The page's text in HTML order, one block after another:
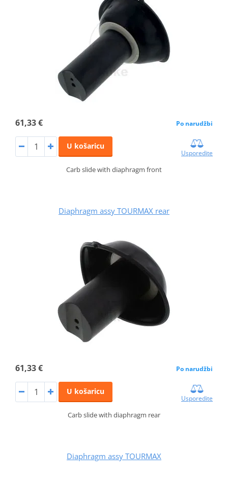
61,33 € Po narudžbi
U košaricu
Usporedite
Carb slide with diaphragm front
Diaphragm assy TOURMAX rear
61,33 € Po narudžbi
U košaricu
Usporedite
Carb slide with diaphragm rear
Diaphragm assy TOURMAX